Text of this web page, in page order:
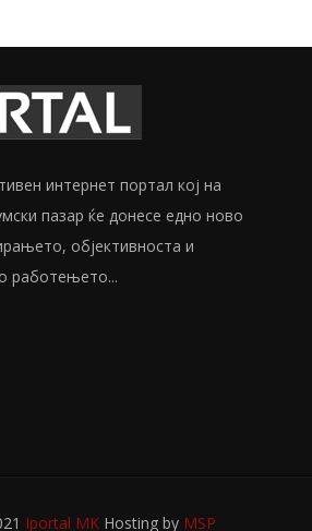
интернет портал кој на
пазар ќе донесе едно ново
објективноста и
работењето...
Iportal MK Hosting by MSP